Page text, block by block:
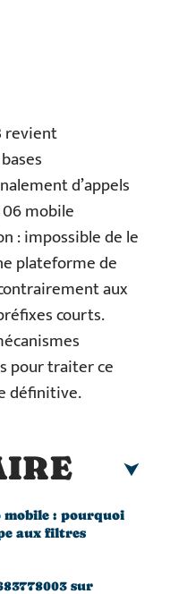
revient
d’appels
mobile
: impossible de le
plateforme de
aux
courts.
pour traiter ce
définitive.
mobile : pourquoi
aux filtres
sur